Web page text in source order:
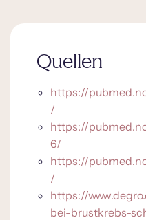
Quellen
https://
/
https://
6/
https://
/
https://
bei-brustkrebs-